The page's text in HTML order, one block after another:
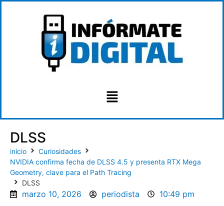
DLSS
inicio
Curiosidades
NVIDIA confirma fecha de DLSS 4.5 y presenta RTX Mega
Geometry, clave para el Path Tracing
DLSS
marzo 10, 2026 periodista 10:49 pm